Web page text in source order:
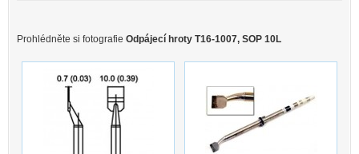
Prohlédněte si fotografie Odpájecí hroty T16-1007, SOP 10L